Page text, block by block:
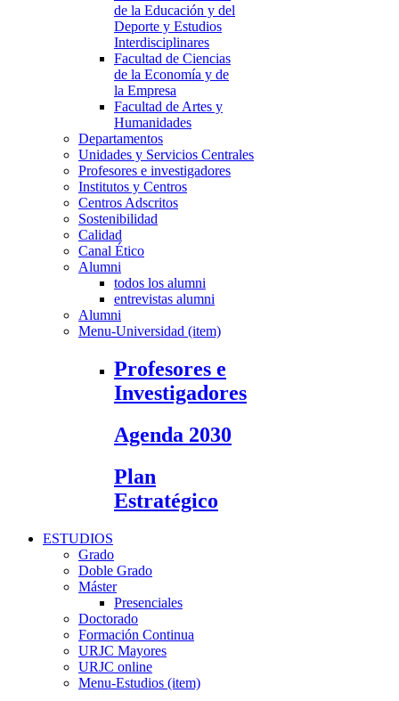
de la Educación y del
Deporte y Estudios
Interdisciplinares
Facultad de Ciencias
de la Economía y de
la Empresa
Facultad de Artes y
Humanidades
Departamentos
Unidades y Servicios Centrales
Profesores e investigadores
Institutos y Centros
Centros Adscritos
Sostenibilidad
Calidad
Canal Ético
Alumni
todos los alumni
entrevistas alumni
Alumni
Menu-Universidad (item)
Profesores e
Investigadores
Agenda 2030
Plan
Estratégico
ESTUDIOS
Grado
Doble Grado
Máster
Presenciales
Doctorado
Formación Continua
URJC Mayores
URJC online
Menu-Estudios (item)